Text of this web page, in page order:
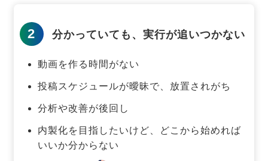
2 分かっていても、実行が追いつかない
動画を作る時間がない
投稿スケジュールが曖昧で、放置されがち
分析や改善が後回し
内製化を目指したいけど、どこから始めれば
いいか分からない